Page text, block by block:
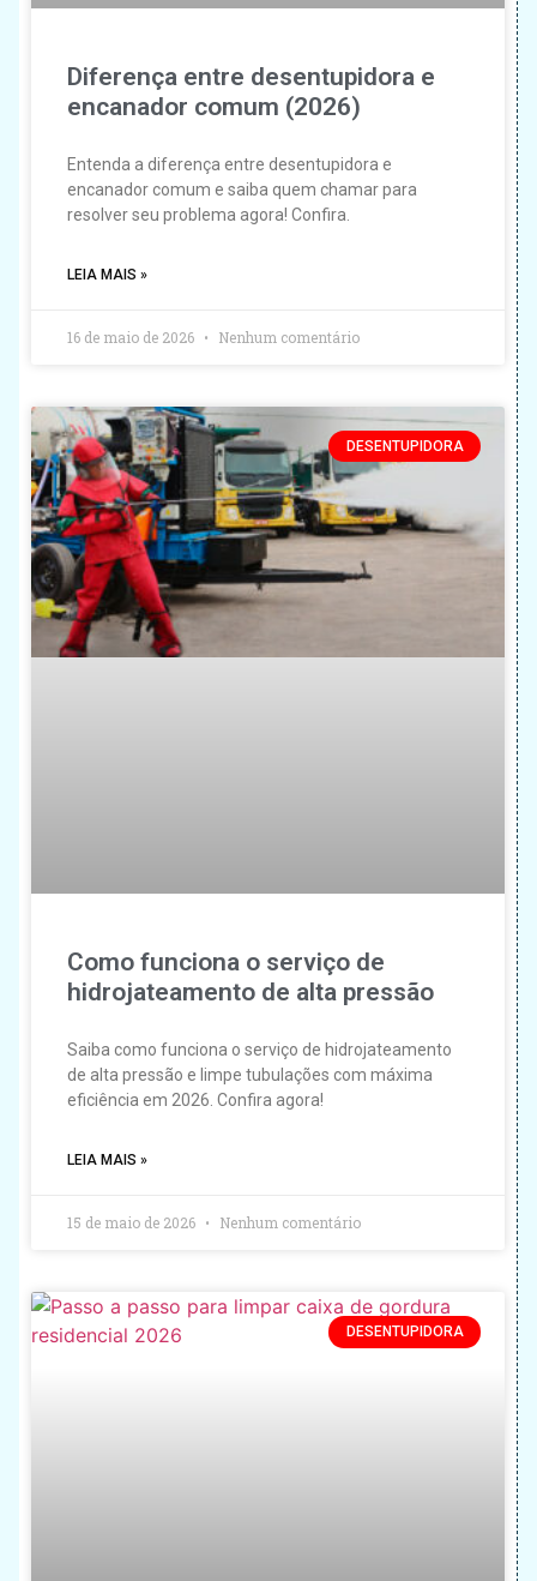
Diferença entre desentupidora e
encanador comum (2026)
Entenda a diferença entre desentupidora e
encanador comum e saiba quem chamar para
resolver seu problema agora! Confira.
LEIA MAIS »
16 de maio de 2026 Nenhum comentário
DESENTUPIDORA
Como funciona o serviço de
hidrojateamento de alta pressão
Saiba como funciona o serviço de hidrojateamento
de alta pressão e limpe tubulações com máxima
eficiência em 2026. Confira agora!
LEIA MAIS »
15 de maio de 2026 Nenhum comentário
DESENTUPIDORA